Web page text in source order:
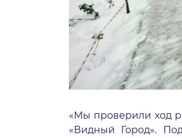
«Мы проверили ход
«Видный Город».